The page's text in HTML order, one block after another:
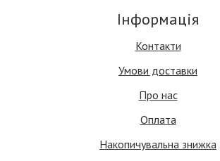
Інформація
Контакти
Умови доставки
Про нас
Оплата
Накопичувальна знижка